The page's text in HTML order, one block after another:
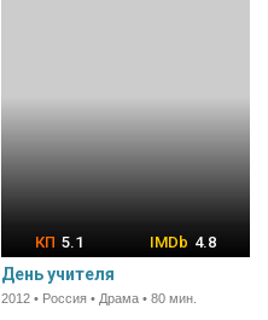
5.1 4.8
День учителя
2012 • Россия • Драма • 80 мин.